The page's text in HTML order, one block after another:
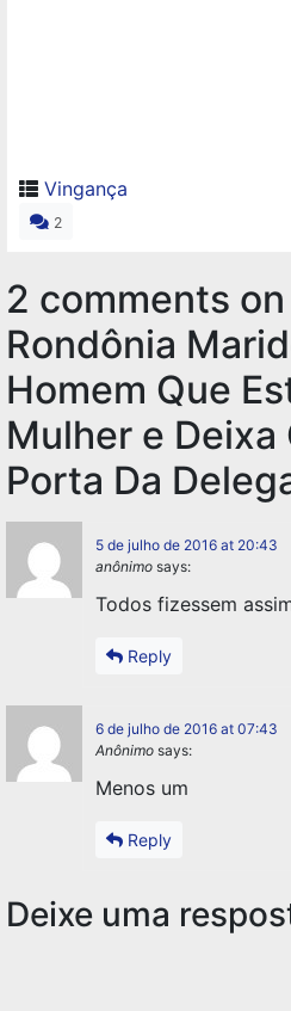
Vingança
2
2 comments on
Rondônia
Homem Que
Mulher e Deixa
Porta Da
5 de julho de 2016 at 20:43
anônimo says:
Todos fizessem
Reply
6 de julho de 2016 at 07:43
Anônimo says:
Menos um
Reply
Deixe uma